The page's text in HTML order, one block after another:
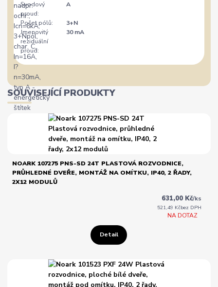
Svodový
proud:
A
Počet pólů:
3+N
Jmenovitý
reziduální
proud:
30 mA
SOUVISEJÍCÍ PRODUKTY
NOARK 107275 PNS-SD 24T PLASTOVÁ ROZVODNICE,
PRŮHLEDNÉ DVEŘE, MONTÁŽ NA OMÍTKU, IP40, 2 ŘADY,
2X12 MODULŮ
631,00 Kč/ks
521,49 Kčbez DPH
NA DOTAZ
Detail